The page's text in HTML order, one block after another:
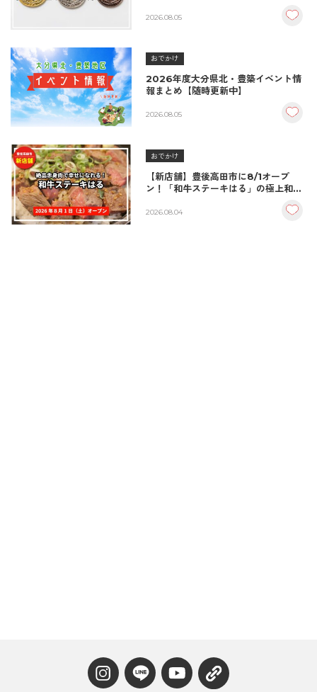
2026.08.05
おでかけ
2026年度大分県北・豊築イベント情
報まとめ【随時更新中】
2026.08.05
おでかけ
【新店舗】豊後高田市に8/1オープ
ン！「和牛ステーキはる」の極上和牛
2026.08.04